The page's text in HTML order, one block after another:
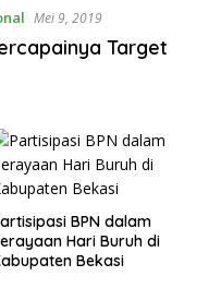
Mei 9, 2019
Target
BPN dalam
Hari Buruh di
Bekasi